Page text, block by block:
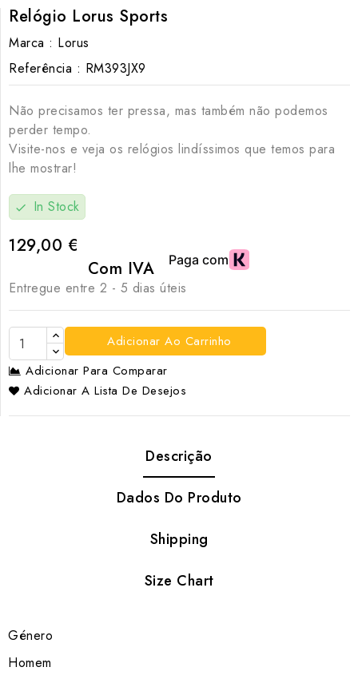
Relógio Lorus Sports
Marca : Lorus
Referência : RM393JX9
Não precisamos ter pressa, mas também não podemos
perder tempo.
Visite-nos e veja os relógios lindíssimos que temos para
lhe mostrar!
check In Stock
129,00 €
Com IVA
Entregue entre 2 - 5 dias úteis
Adicionar Ao Carrinho
Adicionar Para Comparar
Adicionar A Lista De Desejos
Descrição
Dados Do Produto
Shipping
Size Chart
Género
Homem